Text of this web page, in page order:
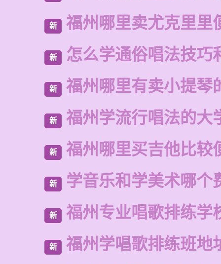
新 福州哪里卖尤克里里
新 怎么学通俗唱法技巧
新 福州哪里有卖小提琴
新 福州学流行唱法的大
新 福州哪里买吉他比较
新 学音乐和学美术哪个
新 福州专业唱歌排练学
新 福州学唱歌排练班地